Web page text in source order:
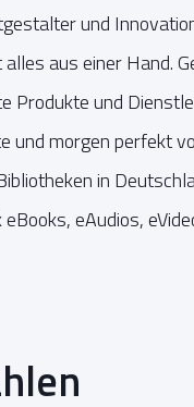
und
aus einer Hand.
Produkte und
und morgen perfekt
in
eAudios,